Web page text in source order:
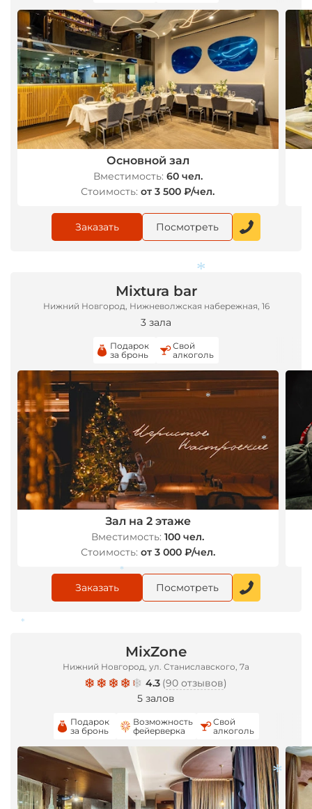
Основной зал
Вместимость: 60 чел.
Стоимость: от 3 500 ₽/чел.
Заказать Посмотреть
Mixtura bar
Нижний Новгород, Нижневолжская набережная, 16
3 зала
Подарок
за бронь
Свой
алкоголь
Зал на 2 этаже
Вместимость: 100 чел.
Стоимость: от 3 000 ₽/чел.
Заказать Посмотреть
MixZone
Нижний Новгород, ул. Станиславского, 7а
4.3 (90 отзывов)
5 залов
Подарок
за бронь
Возможность
фейерверка
Свой
алкоголь
*